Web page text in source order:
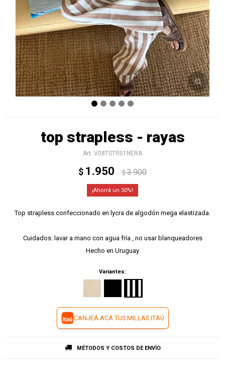
top strapless - rayas
V08TSTR01NERA
$ 1.950 $ 3.900
50
Top strapless confeccionado en lycra de algodón mega elastizada.
Cuidados: lavar a mano con agua fría , no usar blanqueadores
Hecho en Uruguay
Variantes:
CANJEÁ ACÁ TUS MILLAS ITAÚ
MÉTODOS Y COSTOS DE ENVÍO